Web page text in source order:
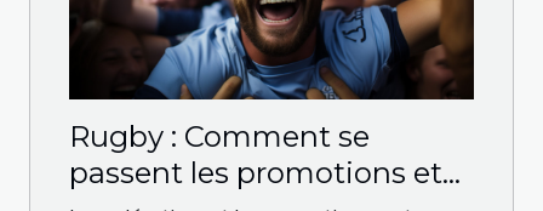
Rugby : Comment se
passent les promotions et